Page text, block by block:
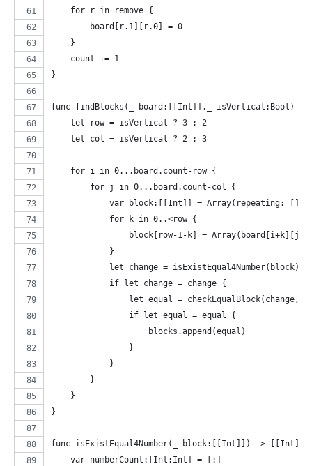
    for r in remove {
        board[r.1][r.0] = 0
    }
    count += 1
}
func findBlocks(_ board:[[Int]],_ isVertical:Bool) {
    let row = isVertical ? 3 : 2
    let col = isVertical ? 2 : 3
    for i in 0...board.count-row {
        for j in 0...board.count-col {
var block:[[Int]] = Array(repeating: [],
            for k in 0..<row {
block[row-1-k] =
            }
            let change = isExistEqual4Number(block)
            if let change = change {
let equal = checkEqualBlock(change,
                if let equal = equal {
                    blocks.append(equal)
                }
            }
        }
    }
}
func isExistEqual4Number(_ block:[[Int]]) ->
    var numberCount:[Int:Int] = [:]